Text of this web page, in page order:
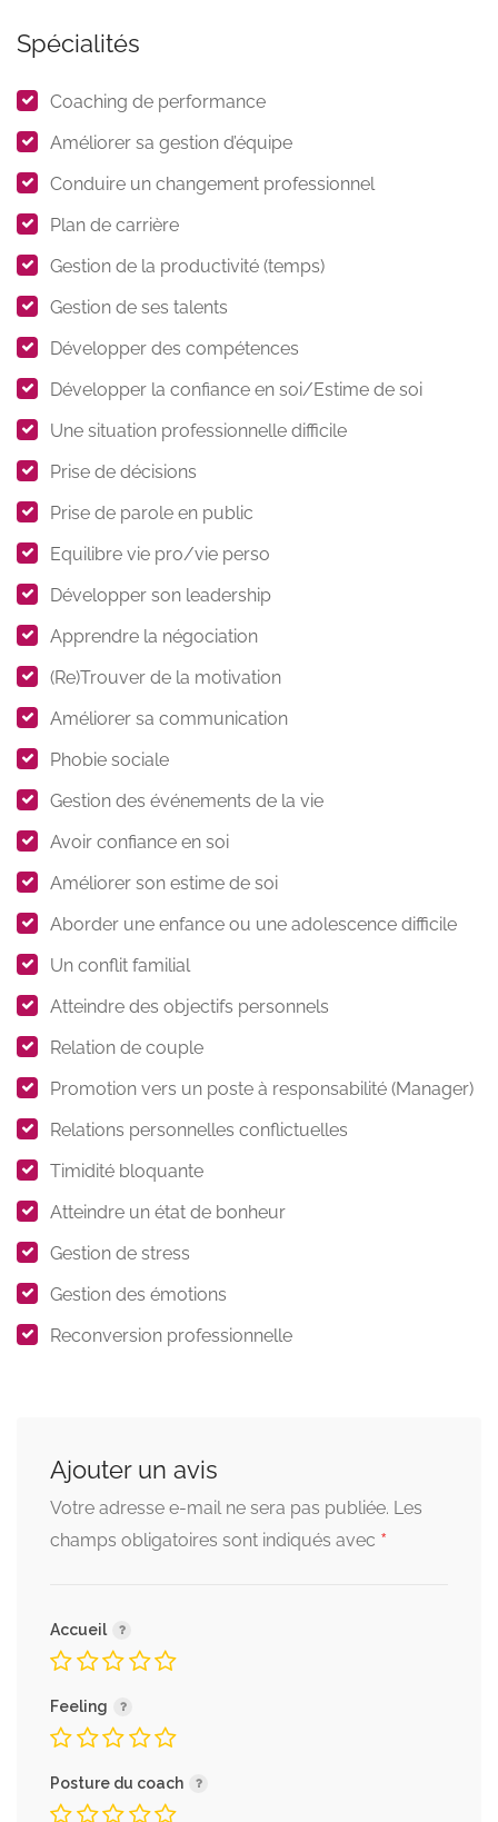
Spécialités
Coaching de performance
Améliorer sa gestion d’équipe
Conduire un changement professionnel
Plan de carrière
Gestion de la productivité (temps)
Gestion de ses talents
Développer des compétences
Développer la confiance en soi/Estime de soi
Une situation professionnelle difficile
Prise de décisions
Prise de parole en public
Equilibre vie pro/vie perso
Développer son leadership
Apprendre la négociation
(Re)Trouver de la motivation
Améliorer sa communication
Phobie sociale
Gestion des événements de la vie
Avoir confiance en soi
Améliorer son estime de soi
Aborder une enfance ou une adolescence difficile
Un conflit familial
Atteindre des objectifs personnels
Relation de couple
Promotion vers un poste à responsabilité (Manager)
Relations personnelles conflictuelles
Timidité bloquante
Atteindre un état de bonheur
Gestion de stress
Gestion des émotions
Reconversion professionnelle
Ajouter un avis
Votre adresse e-mail ne sera pas publiée. Les
champs obligatoires sont indiqués avec *
Accueil
Feeling
Posture du coach